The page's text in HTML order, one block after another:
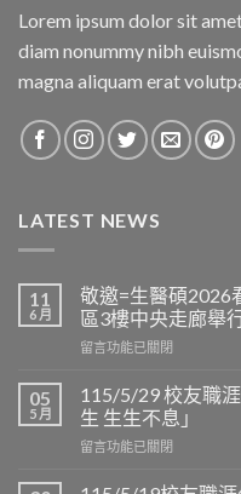
Lorem ipsum dolor sit
diam nonummy nibh
magna aliquam erat
LATEST NEWS
11
6 月
敬邀=生醫碩2026
區3樓中央走廊舉
在
邀
=
生
醫
2026
留言功能已關閉
05
5 月
115/5/29 校友職
生 生生不息」
在
校
留言功能已關閉